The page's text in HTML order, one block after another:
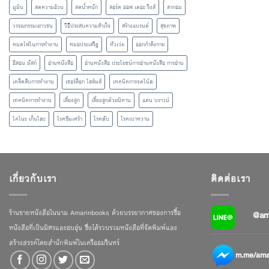
มูมิน
ลดความอ้วน ลดน้ำหนัก ลอร์ด ออฟ เดอะ ริงส์
ลากอม
วรรณกรรมเยาวชน
วิธีประสบความสำเร็จ สร้างแบรนด์
สุขภาพ
หมดไฟในการทำงาน
หมอประเสริฐ หัวเว่ย
ออกกำลังกาย
อีลอน มัสก์
อ่านหนังสือ
อ่านหนังสือ ประโยชน์การอ่านหนังสือ การอ่าน
เคล็ดลับการทำงาน
เชอร์ล็อก โฮล์มส์
เทคนิคการจดโน้ต
เทคนิคการทำงาน
เลี้ยงลูก เลี้ยงลูกด้วยนิทาน
แดน บราวน์
โคโนะ เก็นโตะ
โรคซึมเศร้า โรคตับ โรคเบาหวาน
เกี่ยวกับเรา
ร้านขายหนังสือในนาม Amarinbooks ด้วยบรรยากาศของการซื้อ
หนังสือที่เป็นมิตรและอบอุ่น ซึ่งได้รวบรวมหนังสือที่จัดพิมพ์และ
สร้างสรรค์โดยสำนักพิมพ์ในเครืออมรินทร์
ติดต่อเรา
m.me/